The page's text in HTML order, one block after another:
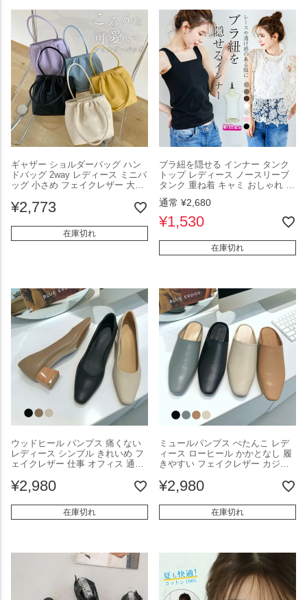
ギャザー ショルダーバッグ ハン
ドバッグ 2way レディース ミニバ
ッグ 小さめ フェイクレザー 大人
ゃれ 可愛い 鞄 バッグ 2025秋新作
【ali-1193】【予約販売：15-20
日】【送料無料】宅込
¥2,773
在庫切れ
ブラ紐を隠せる インナー タンク
トップ レディース ノースリーブ
タンク 重ね着 キャミ おしゃれ ト
ップス ベーシック 下着 ブラック
ホワイト メール便 2025秋新作
M/L/XL 【lgww-at2060】【即納：
1-5営業日】【送料無料】ユ込2
通常 ¥2,680
¥1,530
在庫切れ
ウッドヒール パンプス 痛くない
レディース シンプル きれいめ フ
ェイクレザー 仕事 オフィス 通勤
い キレイ 疲れない 2025秋新作
【ml331-1】【予約販売：15-20
日】【送料無料】宅込
¥2,980
在庫切れ
ミュールパンプス ぺたんこ レデ
ィース ローヒール かかとなし 履
きやすい フェイクレザー カジュ
ス 美脚 シューズ おしゃれ 可愛い
キレイ 疲れない 2025秋新作
【mlc169】【予約販売：15-20
日】【送料無料】宅込
¥2,980
在庫切れ